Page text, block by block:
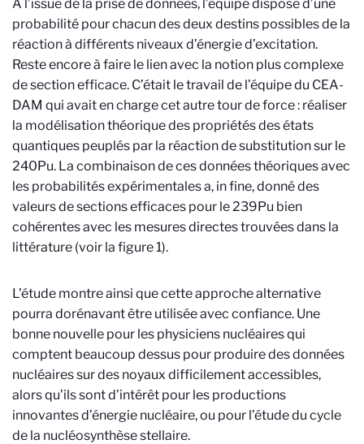
A l’issue de la prise de données, l’équipe dispose d’une
probabilité pour chacun des deux destins possibles de la
réaction à différents niveaux d’énergie d’excitation.
Reste encore à faire le lien avec la notion plus complexe
de section efficace. C’était le travail de l’équipe du CEA-
DAM qui avait en charge cet autre tour de force : réaliser
la modélisation théorique des propriétés des états
quantiques peuplés par la réaction de substitution sur le
240Pu. La combinaison de ces données théoriques avec
les probabilités expérimentales a, in fine, donné des
valeurs de sections efficaces pour le 239Pu bien
cohérentes avec les mesures directes trouvées dans la
littérature (voir la figure 1).
L’étude montre ainsi que cette approche alternative
pourra dorénavant être utilisée avec confiance. Une
bonne nouvelle pour les physiciens nucléaires qui
comptent beaucoup dessus pour produire des données
nucléaires sur des noyaux difficilement accessibles,
alors qu’ils sont d’intérêt pour les productions
innovantes d’énergie nucléaire, ou pour l’étude du cycle
de la nucléosynthèse stellaire.